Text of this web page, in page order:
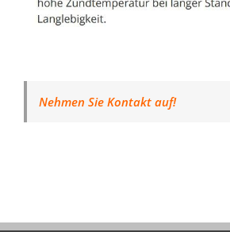
Nehmen Sie Kontakt auf!